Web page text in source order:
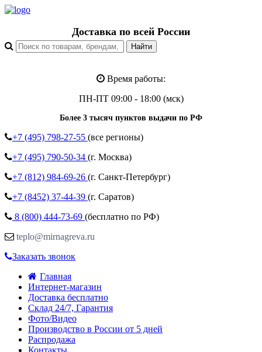
Доставка по всей России
Время работы:
ПН-ПТ 09:00 - 18:00 (мск)
Более 3 тысяч пунктов выдачи по РФ
+7 (495) 798-27-55 (все регионы)
+7 (495) 790-50-34 (г. Москва)
+7 (812) 984-69-26 (г. Санкт-Петербург)
+7 (8452) 37-44-39 (г. Саратов)
8 (800) 444-73-69 (бесплатно по РФ)
teplo@mirnagreva.ru
Заказать звонок
Главная
Интернет-магазин
Доставка бесплатно
Склад 24/7, Гарантия
Фото/Видео
Производство в России от 5 дней
Распродажа